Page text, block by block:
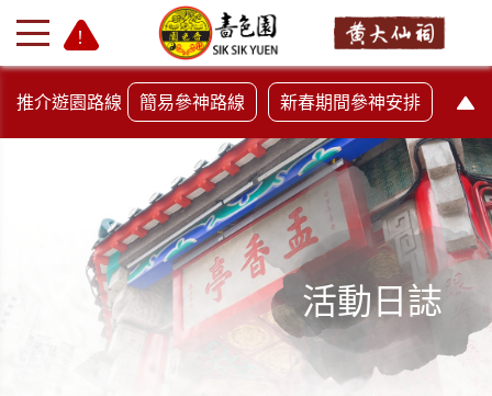
+
推介遊園路線 簡易參神路線 新春期間參神安排
活動日誌